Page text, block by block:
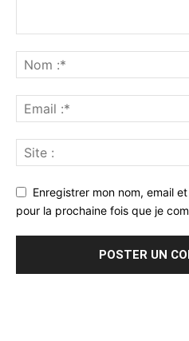
Enregistrer mon nom, email
pour la prochaine fois que je